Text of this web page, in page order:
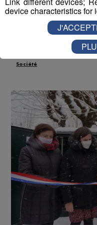
Publié par La
2020 à 11h52-Mis à
Actus
Société
device characteristics for